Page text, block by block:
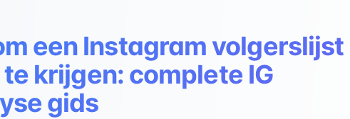
een Instagram volgerslijst
krijgen: complete IG
gids